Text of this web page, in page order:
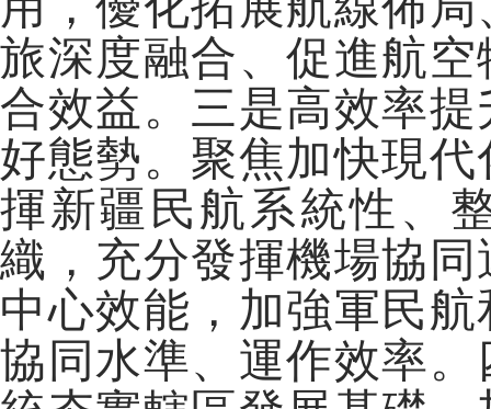
旅深度融合、促進航
合效益。三是高效率
好態勢。聚焦加快現
揮新疆民航系統性、
織，充分發揮機場協
中心效能，加強軍民
協同水準、運作效率